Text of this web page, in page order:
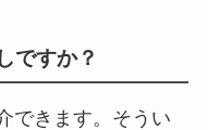
ですか？
できます。そうい